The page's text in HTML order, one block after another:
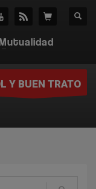
Y BUEN TRATO